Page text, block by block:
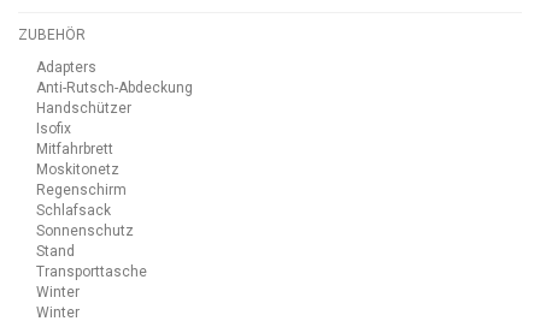
ZUBEHÖR
Adapters
Anti-Rutsch-Abdeckung
Handschützer
Isofix
Mitfahrbrett
Moskitonetz
Regenschirm
Schlafsack
Sonnenschutz
Stand
Transporttasche
Winter
Winter